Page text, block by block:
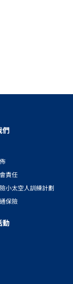
們
責任
小太空人訓練計劃
保險
動